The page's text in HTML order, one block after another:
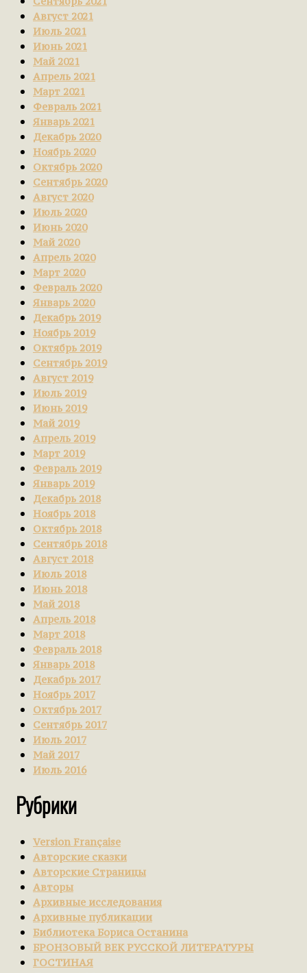
Август 2021
Июль 2021
Июнь 2021
Май 2021
Апрель 2021
Март 2021
Февраль 2021
Январь 2021
Декабрь 2020
Ноябрь 2020
Октябрь 2020
Сентябрь 2020
Август 2020
Июль 2020
Июнь 2020
Май 2020
Апрель 2020
Март 2020
Февраль 2020
Январь 2020
Декабрь 2019
Ноябрь 2019
Октябрь 2019
Сентябрь 2019
Август 2019
Июль 2019
Июнь 2019
Май 2019
Апрель 2019
Март 2019
Февраль 2019
Январь 2019
Декабрь 2018
Ноябрь 2018
Октябрь 2018
Сентябрь 2018
Август 2018
Июль 2018
Июнь 2018
Май 2018
Апрель 2018
Март 2018
Февраль 2018
Январь 2018
Декабрь 2017
Ноябрь 2017
Октябрь 2017
Сентябрь 2017
Июль 2017
Май 2017
Июль 2016
Рубрики
Version Française
Авторские сказки
Авторские Страницы
Авторы
Архивные исследования
Архивные публикации
Библиотека Бориса Останина
БРОНЗОВЫЙ ВЕК РУССКОЙ ЛИТЕРАТУРЫ
ГОСТИНАЯ